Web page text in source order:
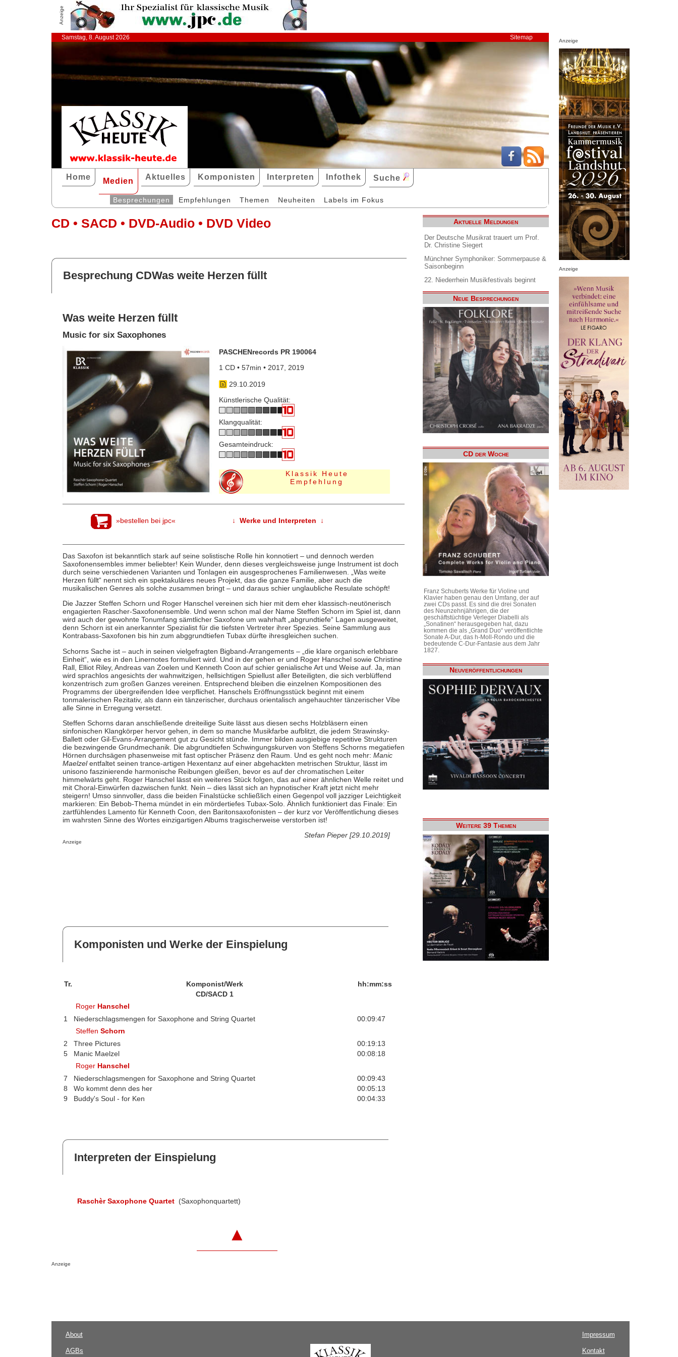
Anzeige
Samstag, 8. August 2026 Sitemap
Home Medien Aktuelles Komponisten Interpreten Infothek Suche
Besprechungen Empfehlungen Themen Neuheiten Labels im Fokus
CD • SACD • DVD-Audio • DVD Video
Besprechung CDWas weite Herzen füllt
Was weite Herzen füllt
Music for six Saxophones
PASCHENrecords PR 190064
1 CD • 57min • 2017, 2019
29.10.2019
Künstlerische Qualität:
Klangqualität:
Gesamteindruck:
Klassik Heute
Empfehlung
»bestellen bei jpc« ↓ Werke und Interpreten ↓
Das Saxofon ist bekanntlich stark auf seine solistische Rolle hin konnotiert – und dennoch werden
Saxofonensembles immer beliebter! Kein Wunder, denn dieses vergleichsweise junge Instrument ist doch
durch seine verschiedenen Varianten und Tonlagen ein ausgesprochenes Familienwesen. „Was weite
Herzen füllt“ nennt sich ein spektakuläres neues Projekt, das die ganze Familie, aber auch die
musikalischen Genres als solche zusammen bringt – und daraus schier unglaubliche Resulate schöpft!
Die Jazzer Steffen Schorn und Roger Hanschel vereinen sich hier mit dem eher klassisch-neutönerisch
engagierten Rascher-Saxofonensemble. Und wenn schon mal der Name Steffen Schorn im Spiel ist, dann
wird auch der gewohnte Tonumfang sämtlicher Saxofone um wahrhaft „abgrundtiefe“ Lagen ausgeweitet,
denn Schorn ist ein anerkannter Spezialist für die tiefsten Vertreter ihrer Spezies. Seine Sammlung aus
Kontrabass-Saxofonen bis hin zum abggrundtiefen Tubax dürfte ihresgleichen suchen.
Schorns Sache ist – auch in seinen vielgefragten Bigband-Arrangements – „die klare organisch erlebbare
Einheit“, wie es in den Linernotes formuliert wird. Und in der gehen er und Roger Hanschel sowie Christine
Rall, Elliot Riley, Andreas van Zoelen und Kenneth Coon auf schier genialische Art und Weise auf. Ja, man
wird sprachlos angesichts der wahnwitzigen, hellsichtigen Spiellust aller Beteiligten, die sich verblüffend
konzentrisch zum großen Ganzes vereinen. Entsprechend bleiben die einzelnen Kompositionen des
Programms der übergreifenden Idee verpflichet. Hanschels Eröffnungsstück beginnt mit einem
tonmalerischen Rezitativ, als dann ein tänzerischer, durchaus orientalisch angehauchter tänzerischer Vibe
alle Sinne in Erregung versetzt.
Steffen Schorns daran anschließende dreiteilige Suite lässt aus diesen sechs Holzbläsern einen
sinfonischen Klangkörper hervor gehen, in dem so manche Musikfarbe aufblitzt, die jedem Strawinsky-
Ballett oder Gil-Evans-Arrangement gut zu Gesicht stünde. Immer bilden ausgiebige repetitive Strukturen
die bezwingende Grundmechanik. Die abgrundtiefen Schwingungskurven von Steffens Schorns megatiefen
Hörnen durchsägen phasenweise mit fast optischer Präsenz den Raum. Und es geht noch mehr: Manic
Maelzelentfaltet seinen trance-artigen Hexentanz auf einer abgehackten metrischen Struktur, lässt im
unisono faszinierende harmonische Reibungen gleißen, bevor es auf der chromatischen Leiter
himmelwärts geht. Roger Hanschel lässt ein weiteres Stück folgen, das auf einer ähnlichen Welle reitet und
mit Choral-Einwürfen dazwischen funkt. Nein – dies lässt sich an hypnotischer Kraft jetzt nicht mehr
steigern! Umso sinnvoller, dass die beiden Finalstücke schließlich einen Gegenpol voll jazziger Leichtigkeit
markieren: Ein Bebob-Thema mündet in ein mördertiefes Tubax-Solo. Ähnlich funktioniert das Finale: Ein
zartfühlendes Lamento für Kenneth Coon, den Baritonsaxofonisten – der kurz vor Veröffentlichung dieses
im wahrsten Sinne des Wortes einzigartigen Albums tragischerweise verstorben ist!
Stefan Pieper [29.10.2019]
Anzeige
Komponisten und Werke der Einspielung
Tr. Komponist/Werk
hh:mm:ss
CD/SACD 1
Roger Hanschel
1
Niederschlagsmengen for Saxophone and String Quartet
00:09:47
SteffenSchorn
2
Three Pictures
00:19:13
5
Manic Maelzel
00:08:18
Roger Hanschel
7
Niederschlagsmengen for Saxophone and String Quartet
00:09:43
8
Wo kommt denn des her
00:05:13
9
Buddy's Soul - for Ken 00:04:33
Interpreten der Einspielung
Raschèr Saxophone Quartet (Saxophonquartett)
▲
Anzeige
Aktuelle Meldungen
Der Deutsche Musikrat trauert um Prof.
Dr. Christine Siegert
Münchner Symphoniker: Sommerpause &
Saisonbeginn
22. Niederrhein Musikfestivals beginnt
Neue Besprechungen
CD der Woche
Franz Schuberts Werke für Violine und
Klavier haben genau den Umfang, der auf
zwei CDs passt. Es sind die drei Sonaten
des Neunzehnjährigen, die der
geschäftstüchtige Verleger Diabelli als
„Sonatinen“ herausgegeben hat, dazu
kommen die als „Grand Duo“ veröffentlichte
Sonate A-Dur, das h-Moll-Rondo und die
bedeutende C-Dur-Fantasie aus dem Jahr
1827.
Neuveröffentlichungen
Weitere 39 Themen
Anzeige
Anzeige
About
AGBs
Impressum
Kontakt